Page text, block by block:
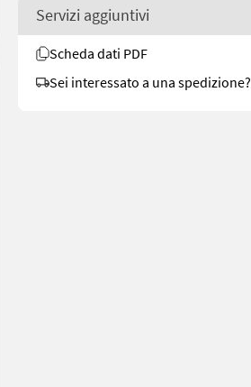
Servizi aggiuntivi
Scheda dati PDF
Sei interessato a una spedizione?